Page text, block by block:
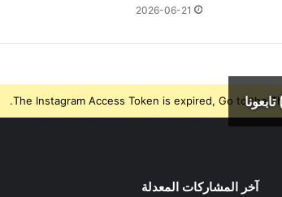
2026-06-21
تابعونا
The Instagram Access Token is expired, Go to the
آخر المشاركات المعدلة